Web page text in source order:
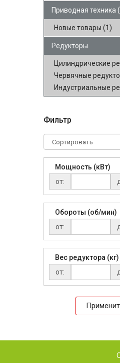
Приводная техника
Новые товары (1)
Редукторы
Цилиндрические
Червячные
Индустриальные
Фильтр
Мощность (кВт)
от:
Обороты (об/мин)
от:
Вес редуктора (кг)
от: